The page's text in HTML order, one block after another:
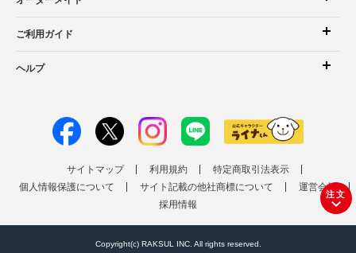
注文
ご利用ガイド
ヘルプ
サイトマップ 利用規約
特定商取引法表示
個人情報保護について
サイト記載の他社商標について
運営会社
採用情報
Copyright(c) RAKSUL INC. All rights reserved.